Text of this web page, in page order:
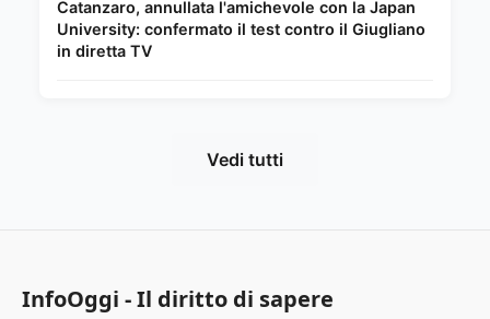
Catanzaro, annullata l'amichevole con la Japan
University: confermato il test contro il Giugliano
in diretta TV
Vedi tutti
InfoOggi - Il diritto di sapere